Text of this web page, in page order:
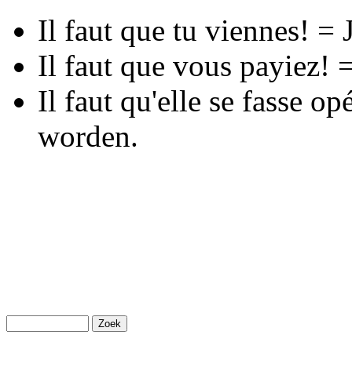
Il faut que tu viennes! =
Il faut que vous payiez!
Il faut qu'elle se fasse
worden.